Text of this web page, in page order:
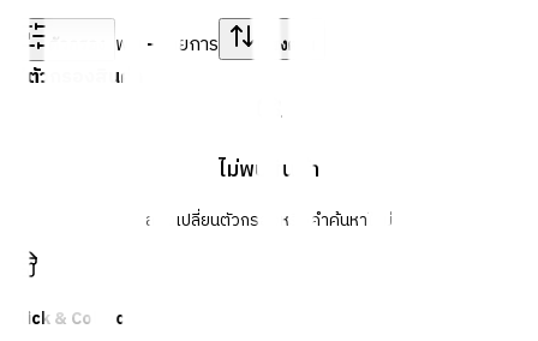
ตัวกรอง พบ - รายการ เรียงตาม
ตัวกรองสินค้า
ไม่พบสินค้า
ลองเปลี่ยนตัวกรองหรือคำค้นหาใหม่
Click & Collect